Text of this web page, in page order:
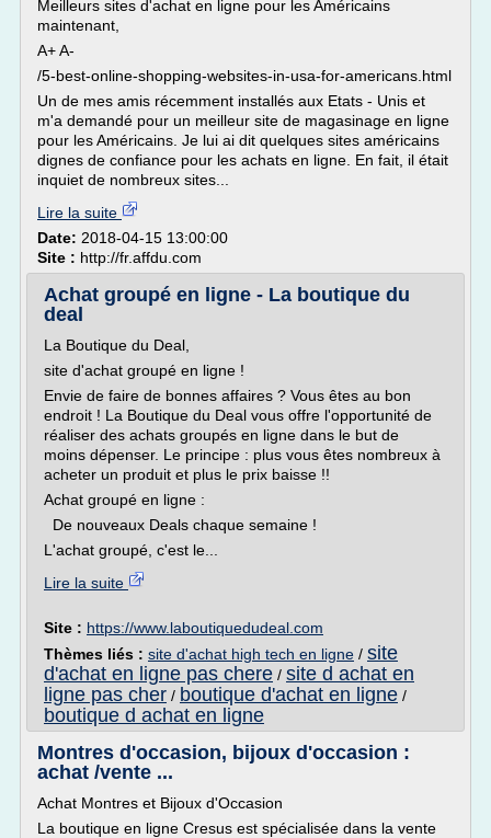
Meilleurs sites d'achat en ligne pour les Américains
maintenant,
A+ A-
/5-best-online-shopping-websites-in-usa-for-americans.html
Un de mes amis récemment installés aux Etats - Unis et
m'a demandé pour un meilleur site de magasinage en ligne
pour les Américains. Je lui ai dit quelques sites américains
dignes de confiance pour les achats en ligne. En fait, il était
inquiet de nombreux sites...
Lire la suite
Date: 2018-04-15 13:00:00
Site : http://fr.affdu.com
Achat groupé en ligne - La boutique du
deal
La Boutique du Deal,
site d'achat groupé en ligne !
Envie de faire de bonnes affaires ? Vous êtes au bon
endroit ! La Boutique du Deal vous offre l'opportunité de
réaliser des achats groupés en ligne dans le but de
moins dépenser. Le principe : plus vous êtes nombreux à
acheter un produit et plus le prix baisse !!
Achat groupé en ligne :
De nouveaux Deals chaque semaine !
L'achat groupé, c'est le...
Lire la suite
Site : https://www.laboutiquedudeal.com
Thèmes liés : site d'achat high tech en ligne / site
d'achat en ligne pas chere / site d achat en
ligne pas cher / boutique d'achat en ligne /
boutique d achat en ligne
Montres d'occasion, bijoux d'occasion :
achat /vente ...
Achat Montres et Bijoux d'Occasion
La boutique en ligne Cresus est spécialisée dans la vente